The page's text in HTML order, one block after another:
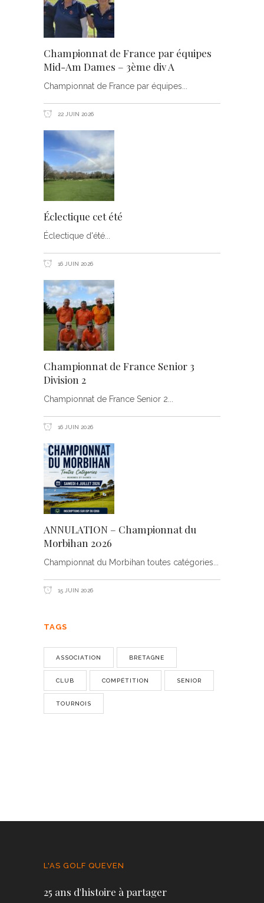
Championnat de France par équipes
Mid-Am Dames – 3ème div A
Championnat de France par équipes
22 JUIN 2026
Éclectique cet été
Éclectique d'été
16 JUIN 2026
Championnat de France Senior 3
Division 2
Championnat de France Senior 2
16 JUIN 2026
ANNULATION – Championnat du
Morbihan 2026
Championnat du Morbihan toutes catégories
15 JUIN 2026
TAGS
ASSOCIATION BRETAGNE
CLUB COMPÉTITION SENIOR
TOURNOIS
L'AS GOLF QUEVEN
25 ans d'histoire à partager